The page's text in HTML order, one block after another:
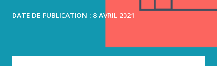
DATE DE PUBLICATION : 8 AVRIL 2021